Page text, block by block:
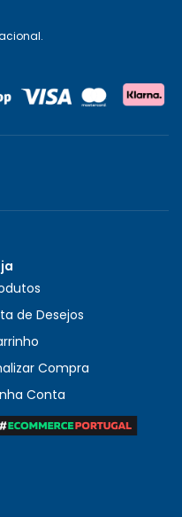
de Desejos
Compra
Conta